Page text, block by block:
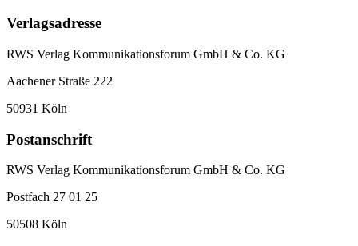
Verlagsadresse
RWS Verlag Kommunikationsforum GmbH & Co. KG
Aachener Straße 222
50931 Köln
Postanschrift
RWS Verlag Kommunikationsforum GmbH & Co. KG
Postfach 27 01 25
50508 Köln